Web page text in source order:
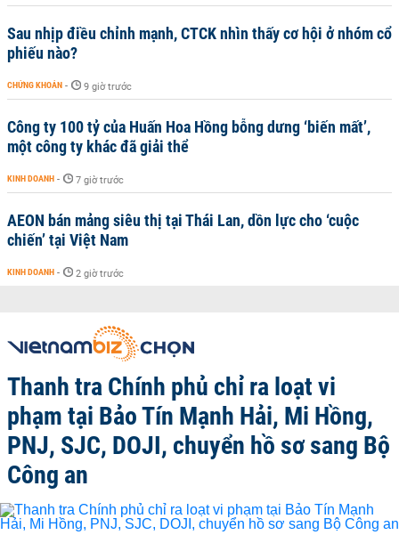
Sau nhịp điều chỉnh mạnh, CTCK nhìn thấy cơ hội ở nhóm cổ
phiếu nào?
CHỨNG KHOÁN - 9 giờ trước
Công ty 100 tỷ của Huấn Hoa Hồng bỗng dưng ‘biến mất’,
một công ty khác đã giải thể
KINH DOANH - 7 giờ trước
AEON bán mảng siêu thị tại Thái Lan, dồn lực cho ‘cuộc
chiến’ tại Việt Nam
KINH DOANH - 2 giờ trước
Thanh tra Chính phủ chỉ ra loạt vi
phạm tại Bảo Tín Mạnh Hải, Mi Hồng,
PNJ, SJC, DOJI, chuyển hồ sơ sang Bộ
Công an